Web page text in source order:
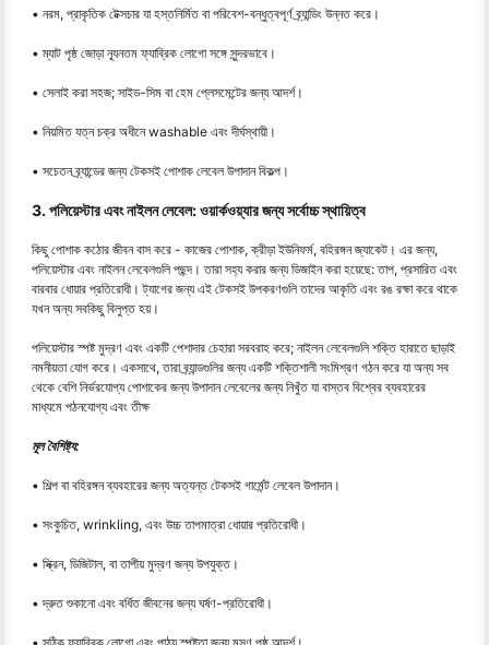
• নরম, প্রাকৃতিক টেক্সচার যা হস্তনির্মিত বা পরিবেশ-বন্ধুত্বপূর্ণ ব্র্যান্ডিং উন্নত করে।
• ম্যাট পৃষ্ঠ জোড়া ন্যূনতম ফ্যাব্রিক লোগো সঙ্গে সুন্দরভাবে।
• সেলাই করা সহজ; সাইড-সিম বা হেম প্লেসমেন্টের জন্য আদর্শ।
• নিয়মিত যত্ন চক্র অধীনে washable এবং দীর্ঘস্থায়ী।
• সচেতন ব্র্যান্ডের জন্য টেকসই পোশাক লেবেল উপাদান বিকল্প।
3. পলিয়েস্টার এবং নাইলন লেবেল: ওয়ার্কওয়্যার জন্য সর্বোচ্চ স্থায়িত্ব
কিছু পোশাক কঠোর জীবন বাস করে - কাজের পোশাক, ক্রীড়া ইউনিফর্ম, বহিরঙ্গন জ্যাকেট। এর জন্য,
পলিয়েস্টার এবং নাইলন লেবেলগুলি পছন্দ। তারা সহ্য করার জন্য ডিজাইন করা হয়েছে: তাপ, প্রসারিত এবং
বারবার ধোয়ার প্রতিরোধী। ট্যাগের জন্য এই টেকসই উপকরণগুলি তাদের আকৃতি এবং রঙ রক্ষা করে থাকে
যখন অন্য সবকিছু বিলুপ্ত হয়।
পলিয়েস্টার স্পষ্ট মুদ্রণ এবং একটি পেশাদার চেহারা সরবরাহ করে; নাইলন লেবেলগুলি শক্তি হারাতে ছাড়াই
নমনীয়তা যোগ করে। একসাথে, তারা ব্র্যান্ডগুলির জন্য একটি শক্তিশালী সংমিশ্রণ গঠন করে যা অন্য সব
থেকে বেশি নির্ভরযোগ্য পোশাকের জন্য উপাদান লেবেলের জন্য নিখুঁত যা বাস্তব বিশ্বের ব্যবহারের
মাধ্যমে পঠনযোগ্য এবং তীক্ষ
মূল বৈশিষ্ট্য:
• শিল্প বা বহিরঙ্গন ব্যবহারের জন্য অত্যন্ত টেকসই গার্মেন্ট লেবেল উপাদান।
• সংকুচিত, wrinkling, এবং উচ্চ তাপমাত্রা ধোয়ার প্রতিরোধী।
• স্ক্রিন, ডিজিটাল, বা তাপীয় মুদ্রণ জন্য উপযুক্ত।
• দ্রুত শুকানো এবং বর্ধিত জীবনের জন্য ঘর্ষণ-প্রতিরোধী।